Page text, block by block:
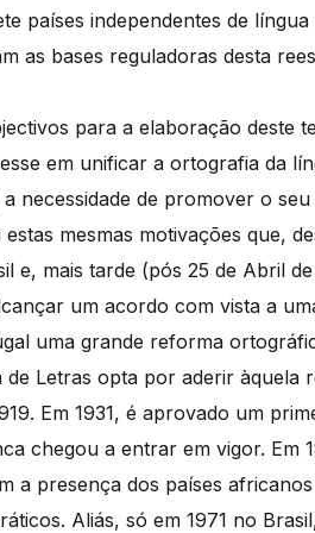
países independentes de
as bases reguladoras desta
para a elaboração deste
em unificar a ortografia da
necessidade de promover o
mesmas motivações que,
e, mais tarde (pós 25 de Abril
um acordo com vista a
uma grande reforma
de Letras opta por aderir àquela
Em 1931, é aprovado um
chegou a entrar em vigor. Em
a presença dos países
Aliás, só em 1971 no